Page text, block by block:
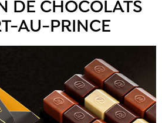
DE CHOCOLATS
AU-PRINCE